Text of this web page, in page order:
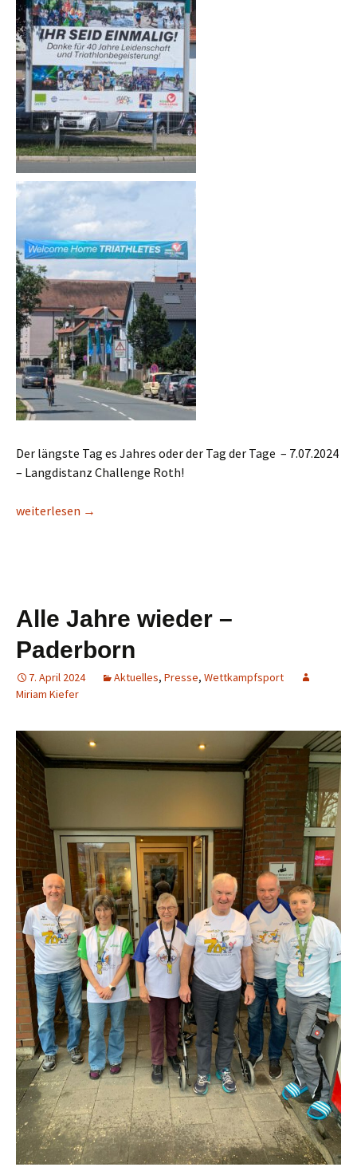
Der längste Tag es Jahres oder der Tag der Tage – 7.07.2024
– Langdistanz Challenge Roth!
Challenge Roth – grandioses Event!
weiterlesen →
Alle Jahre wieder –
Paderborn
7. April 2024 Aktuelles, Presse, Wettkampfsport
Miriam Kiefer